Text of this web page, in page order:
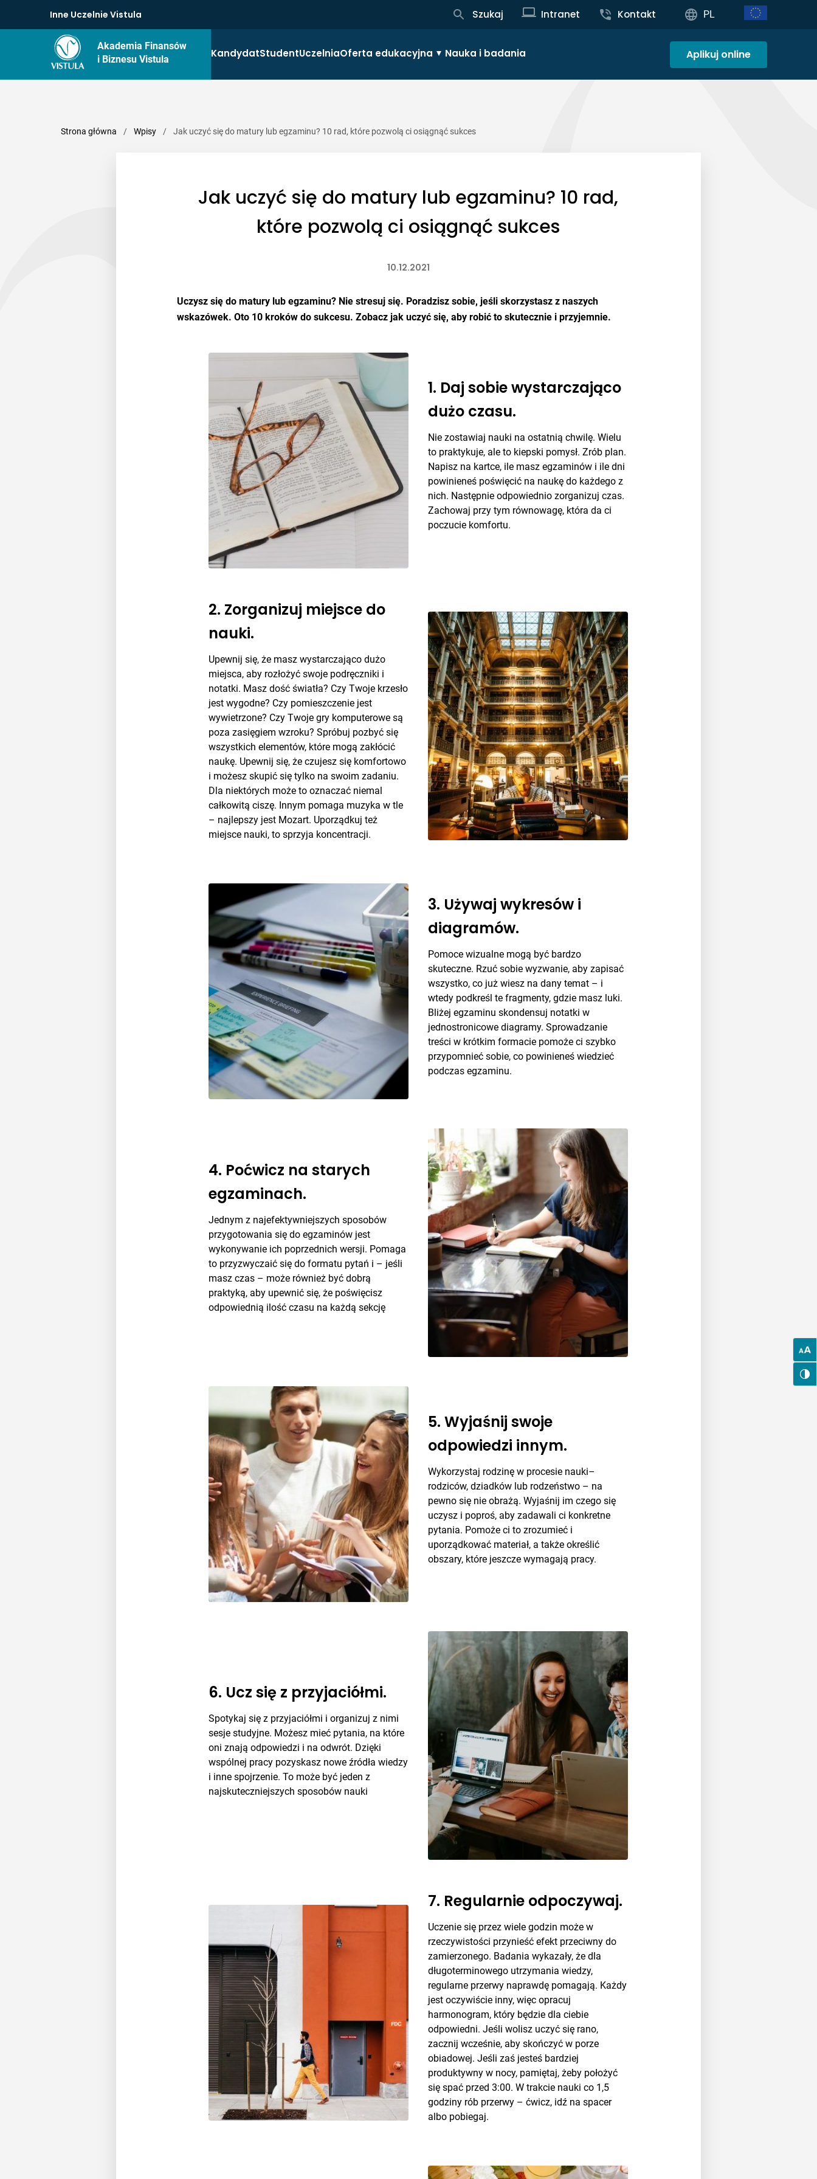
Inne Uczelnie Vistula Szukaj Intranet Kontakt PL
Akademia Finansów
i Biznesu Vistula
KandydatStudentUczelniaOferta edukacyjna Nauka i badania Aplikuj online
Strona główna / Wpisy / Jak uczyć się do matury lub egzaminu? 10 rad, które pozwolą ci osiągnąć sukces
Jak uczyć się do matury lub egzaminu? 10 rad,
które pozwolą ci osiągnąć sukces
10.12.2021
Uczysz się do matury lub egzaminu? Nie stresuj się. Poradzisz sobie, jeśli skorzystasz z naszych
wskazówek. Oto 10 kroków do sukcesu. Zobacz jak uczyć się, aby robić to skutecznie i przyjemnie.
1. Daj sobie wystarczająco
dużo czasu.
Nie zostawiaj nauki na ostatnią chwilę. Wielu
to praktykuje, ale to kiepski pomysł. Zrób plan.
Napisz na kartce, ile masz egzaminów i ile dni
powinieneś poświęcić na naukę do każdego z
nich. Następnie odpowiednio zorganizuj czas.
Zachowaj przy tym równowagę, która da ci
poczucie komfortu.
2. Zorganizuj miejsce do
nauki.
Upewnij się, że masz wystarczająco dużo
miejsca, aby rozłożyć swoje podręczniki i
notatki. Masz dość światła? Czy Twoje krzesło
jest wygodne? Czy pomieszczenie jest
wywietrzone? Czy Twoje gry komputerowe są
poza zasięgiem wzroku? Spróbuj pozbyć się
wszystkich elementów, które mogą zakłócić
naukę. Upewnij się, że czujesz się komfortowo
i możesz skupić się tylko na swoim zadaniu.
Dla niektórych może to oznaczać niemal
całkowitą ciszę. Innym pomaga muzyka w tle
– najlepszy jest Mozart. Uporządkuj też
miejsce nauki, to sprzyja koncentracji.
3. Używaj wykresów i
diagramów.
Pomoce wizualne mogą być bardzo
skuteczne. Rzuć sobie wyzwanie, aby zapisać
wszystko, co już wiesz na dany temat – i
wtedy podkreśl te fragmenty, gdzie masz luki.
Bliżej egzaminu skondensuj notatki w
jednostronicowe diagramy. Sprowadzanie
treści w krótkim formacie pomoże ci szybko
przypomnieć sobie, co powinieneś wiedzieć
podczas egzaminu.
4. Poćwicz na starych
egzaminach.
Jednym z najefektywniejszych sposobów
przygotowania się do egzaminów jest
wykonywanie ich poprzednich wersji. Pomaga
to przyzwyczaić się do formatu pytań i – jeśli
masz czas – może również być dobrą
praktyką, aby upewnić się, że poświęcisz
odpowiednią ilość czasu na każdą sekcję
5. Wyjaśnij swoje
odpowiedzi innym.
Wykorzystaj rodzinę w procesie nauki–
rodziców, dziadków lub rodzeństwo – na
pewno się nie obrażą. Wyjaśnij im czego się
uczysz i poproś, aby zadawali ci konkretne
pytania. Pomoże ci to zrozumieć i
uporządkować materiał, a także określić
obszary, które jeszcze wymagają pracy.
6. Ucz się z przyjaciółmi.
Spotykaj się z przyjaciółmi i organizuj z nimi
sesje studyjne. Możesz mieć pytania, na które
oni znają odpowiedzi i na odwrót. Dzięki
wspólnej pracy pozyskasz nowe źródła wiedzy
i inne spojrzenie. To może być jeden z
najskuteczniejszych sposobów nauki
7. Regularnie odpoczywaj.
Uczenie się przez wiele godzin może w
rzeczywistości przynieść efekt przeciwny do
zamierzonego. Badania wykazały, że dla
długoterminowego utrzymania wiedzy,
regularne przerwy naprawdę pomagają. Każdy
jest oczywiście inny, więc opracuj
harmonogram, który będzie dla ciebie
odpowiedni. Jeśli wolisz uczyć się rano,
zacznij wcześnie, aby skończyć w porze
obiadowej. Jeśli zaś jesteś bardziej
produktywny w nocy, pamiętaj, żeby położyć
się spać przed 3:00. W trakcie nauki co 1,5
godziny rób przerwy – ćwicz, idź na spacer
albo pobiegaj.